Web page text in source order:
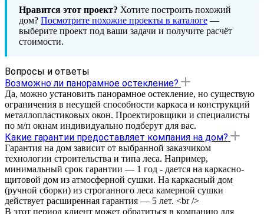
Нравится этот проект? Хотите построить похожий
дом? Посмотрите похожие проекты в каталоге —
выберите проект под ваши задачи и получите расчёт
стоимости.
Вопросы и ответы
Возможно ли панорамное остекление?
Да, можно установить панорамное остекление, но существую
ограничения в несущей способности каркаса и конструкций
металлопластиковых окон. Проектировщики и специалисты
по м/п окнам индивидуально подберут для вас.
Какие гарантии предоставляет компания на дом?
Гарантия на дом зависит от выбранной заказчиком
технологии строительства и типа леса. Например,
минимальный срок гарантии — 1 год - дается на каркасно-
щитовой дом из атмосферной сушки. На каркасный дом
(ручной сборки) из строганного леса камерной сушки
действует расширенная гарантия — 5 лет. <br />
В этот период клиент может обратиться в компанию для